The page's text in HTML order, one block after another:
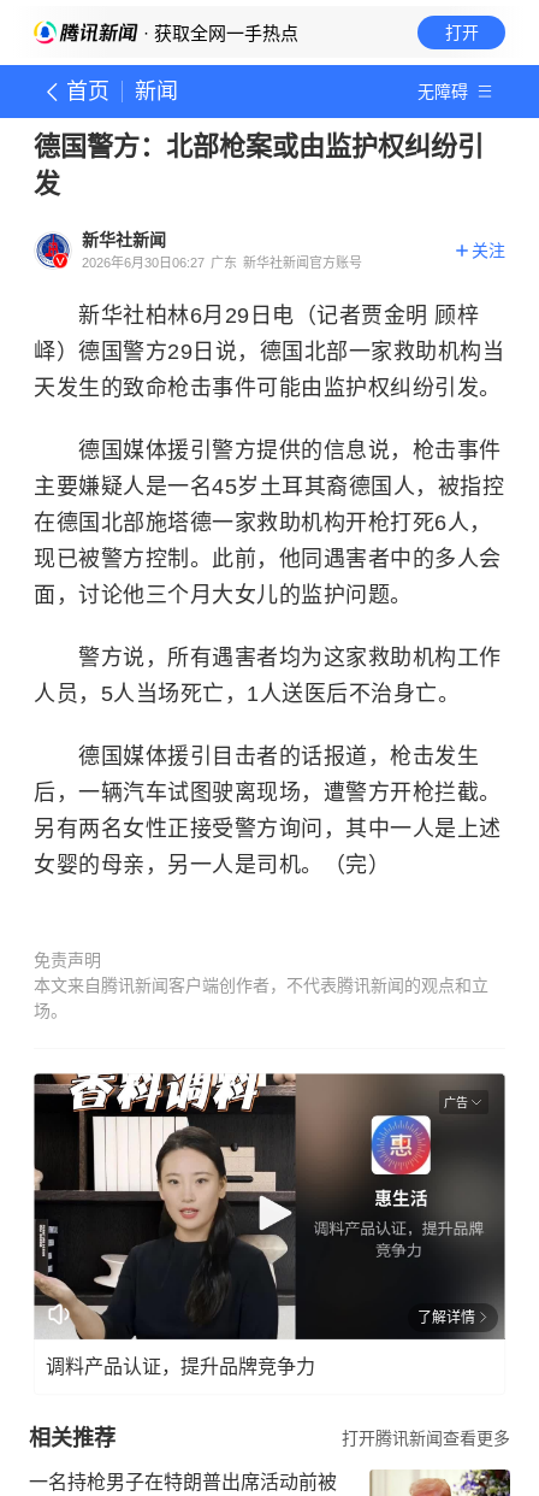
· 获取全网一手热点 打开
首页 新闻 无障碍
德国警方：北部枪案或由监护权纠纷引
发
新华社新闻
2026年6月30日06:27 广东 新华社新闻官方账号
关注
新华社柏林6月29日电（记者贾金明 顾梓
峄）德国警方29日说，德国北部一家救助机构当
天发生的致命枪击事件可能由监护权纠纷引发。
德国媒体援引警方提供的信息说，枪击事件
主要嫌疑人是一名45岁土耳其裔德国人，被指控
在德国北部施塔德一家救助机构开枪打死6人，
现已被警方控制。此前，他同遇害者中的多人会
面，讨论他三个月大女儿的监护问题。
警方说，所有遇害者均为这家救助机构工作
人员，5人当场死亡，1人送医后不治身亡。
德国媒体援引目击者的话报道，枪击发生
后，一辆汽车试图驶离现场，遭警方开枪拦截。
另有两名女性正接受警方询问，其中一人是上述
女婴的母亲，另一人是司机。（完）
免责声明
本文来自腾讯新闻客户端创作者，不代表腾讯新闻的观点和立
场。
广告
了解详情
调料产品认证，提升品牌竞争力
相关推荐 打开腾讯新闻查看更多
一名持枪男子在特朗普出席活动前被